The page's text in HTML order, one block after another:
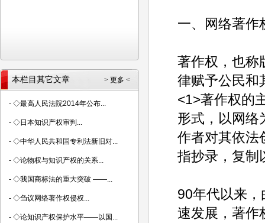
一、网络著作
著作权，也称
律赋予公民和
<1>著作权的
形式，以网络
作者对其依法
指抄录，复制
90年代以来
速发展，著作
> 更多 <
本栏目其它文章
- ◇最高人民法院2014年公布...
- ◇日本知识产权审判...
- ◇中华人民共和国专利法新旧对...
- ◇论物权与知识产权的关系...
- ◇我国商标法的重大突破 ——...
- ◇刍议网络著作权侵权...
- ◇论知识产权保护水平——以国...